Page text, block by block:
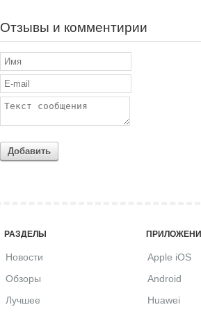
Отзывы и комментирии
Добавить
РАЗДЕЛЫ
Новости
Обзоры
Лучшее
Apple iOS
Android
Huawei